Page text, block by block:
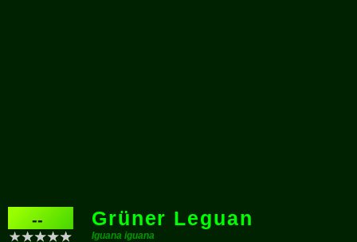
-- Grüner Leguan
Iguana iguana